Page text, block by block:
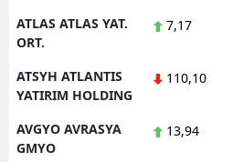
ATLAS ATLAS YAT.
ORT.
7,17
ATSYH ATLANTIS
YATIRIM HOLDING
110,10
AVGYO AVRASYA
GMYO
13,94